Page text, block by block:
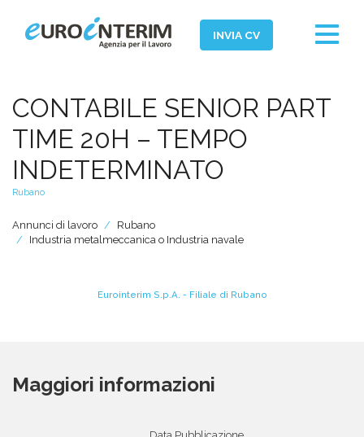
INVIA CV
Toggle
Chi Siamo
Aziende
Persone
Servizi
Filiali
News ed Eventi
CONTABILE SENIOR PART
TIME 20H – TEMPO
INDETERMINATO
Rubano
Annunci di lavoro
Rubano
Industria metalmeccanica o Industria navale
Eurointerim S.p.A. - Filiale di Rubano
Maggiori informazioni